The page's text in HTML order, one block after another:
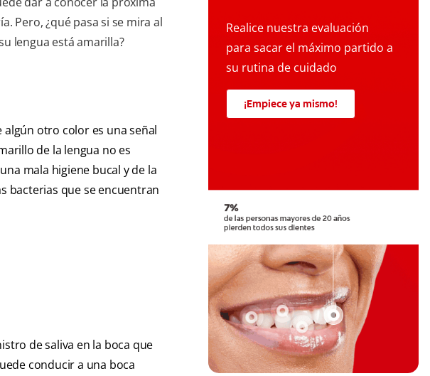
Pero, ¿qué pasa si se mira al
lengua está amarilla?
algún otro color es una señal
de la lengua no es
mala higiene bucal y de la
bacterias que se encuentran
de saliva en la boca que
conducir a una boca
Realice nuestra evaluación
para sacar el máximo partido a
su rutina de cuidado
¡Empiece ya mismo!